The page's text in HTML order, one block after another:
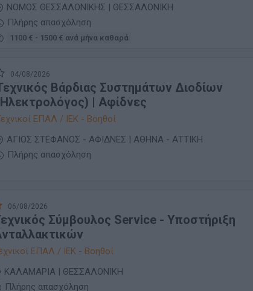
ΝΟΜΟΣ ΘΕΣΣΑΛΟΝΙΚΗΣ | ΘΕΣΣΑΛΟΝΙΚΗ
Πλήρης απασχόληση
1100 € - 1500 € ανά μήνα καθαρά
04/08/2026
Βάρδιας Συστημάτων Διοδίων
| Αφίδνες
ΕΠΑΛ / ΙΕΚ - Βοηθοί
ΑΓΙΟΣ ΣΤΕΦΑΝΟΣ - ΑΦΙΔΝΕΣ | ΑΘΗΝΑ - ΑΤΤΙΚΗ
Πλήρης απασχόληση
06/08/2026
Σύμβουλος Service - Υποστήριξη
ΕΠΑΛ / ΙΕΚ - Βοηθοί
ΚΑΛΑΜΑΡΙΑ | ΘΕΣΣΑΛΟΝΙΚΗ
Πλήρης απασχόληση